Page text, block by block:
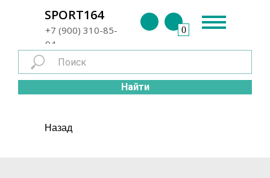
+7 (900) 310-85-
94
SPORT164
0
Найти
Назад